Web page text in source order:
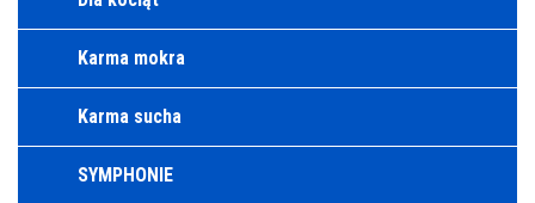
Karma mokra
Karma sucha
SYMPHONIE